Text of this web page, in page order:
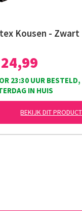
Kousen - Zwart
23:30 UUR BESTELD,
IN HUIS
BEKIJK DIT PRODUCT